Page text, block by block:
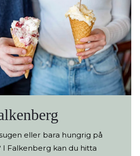
eller bara hungrig på
I Falkenberg kan du hitta